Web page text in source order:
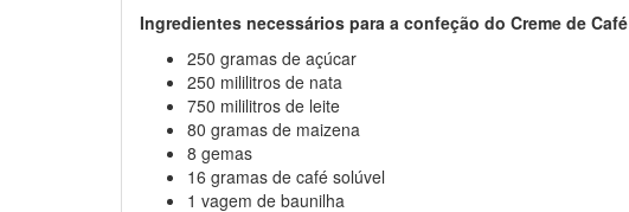
Ingredientes necessários para a confeção do Creme de Café
250 gramas de açúcar
250 mililitros de nata
750 mililitros de leite
80 gramas de maizena
8 gemas
16 gramas de café solúvel
1 vagem de baunilha